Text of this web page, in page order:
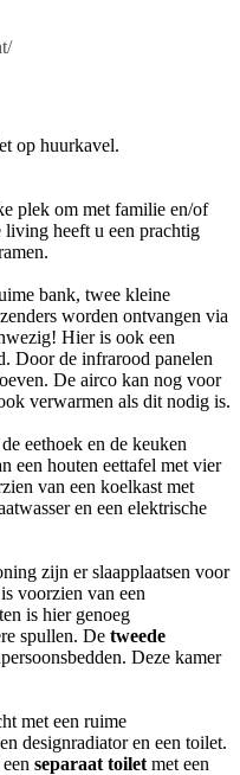
/
op huurkavel.
plek om met familie en/of
heeft u een prachtig
bank, twee kleine
worden ontvangen via
Hier is ook een
Door de infrarood panelen
De airco kan nog voor
verwarmen als dit nodig is.
eethoek en de keuken
een houten eettafel met vier
van een koelkast met
en een elektrische
zijn er slaapplaatsen voor
is voorzien van een
is hier genoeg
spullen. De tweede
Deze kamer
met een ruime
designradiator en een toilet.
separaat toilet met een